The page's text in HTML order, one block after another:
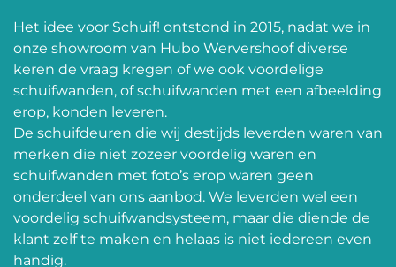
Het idee voor Schuif! ontstond in 2015, nadat we in
onze showroom van Hubo Wervershoof diverse
keren de vraag kregen of we ook voordelige
schuifwanden, of schuifwanden met een afbeelding
erop, konden leveren.
De schuifdeuren die wij destijds leverden waren van
merken die niet zozeer voordelig waren en
schuifwanden met foto’s erop waren geen
onderdeel van ons aanbod. We leverden wel een
voordelig schuifwandsysteem, maar die diende de
klant zelf te maken en helaas is niet iedereen even
handig.